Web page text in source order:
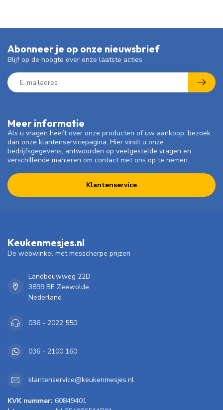
Meer informatie
Als u vragen heeft over onze producten of uw aankoop, bezoek
dan onze klantenservicepagina. Hier vindt u onze
bedrijfsgegevens, antwoorden op veelgestelde vragen en
verschillende manieren om contact met ons op te nemen.
Klantenservice
Abonneer je op onze nieuwsbrief
Blijf op de hoogte over onze laatste acties
Keukenmesjes.nl
De webwinkel met messcherpe prijzen
Landbouwweg 22D
3899 BE Zeewolde
Nederland
036 - 2022 550
036 - 2100 160
klantenservice@keukenmesjes.nl
KVK nummer: 60849401